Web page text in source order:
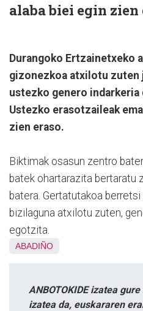
alaba biei egin zien
Durangoko Ertzainetxeko
gizonezkoa atxilotu zuten
ustezko genero
Ustezko erasotzaileak
zien eraso.
Biktimak osasun zentro
batek ohartarazita bertaratu
batera. Gertatutakoa
bizilaguna atxilotu zuten,
egotzita.
ABADIÑO
ANBOTOKIDE izatea
izatea da, euskararen